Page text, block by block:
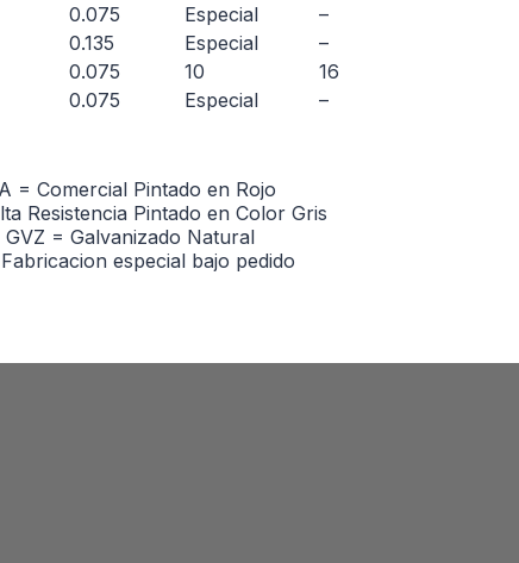
0.075 Especial –
0.135 Especial –
0.075 10 16
0.075 Especial –
= Comercial Pintado en Rojo
Resistencia Pintado en Color Gris
GVZ = Galvanizado Natural
especial bajo pedido